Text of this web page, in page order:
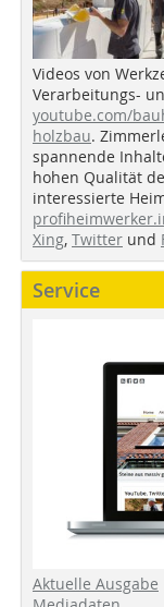
Videos von
Verarbeitungs-
youtube.com/
holzbau.
spannende
hohen Qualität
interessierte
Xing, Twitter und
Service
Aktuelle Ausgabe